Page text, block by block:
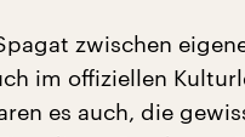
zwischen
im offiziellen
es auch, die